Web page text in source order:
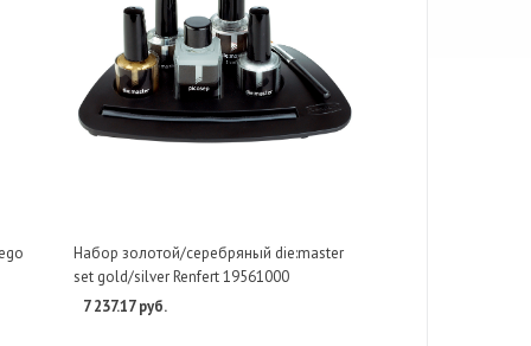
Набор золотой/серебряный die:master
set gold/silver Renfert 19561000
7 237.17 руб.